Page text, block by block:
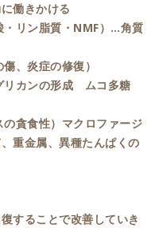
働きかける
リン脂質・NMF）…角質
、炎症の修復）
カンの形成 ムコ多糖
貪食性）マクロファージ
重金属、異種たんぱくの
することで改善していき